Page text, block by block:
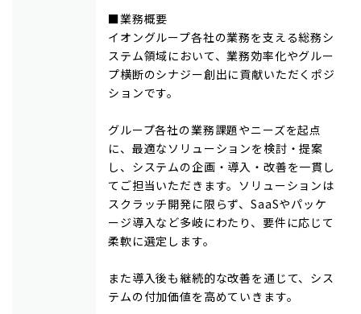
■業務概要
イオングループ各社の業務を支える総務シ
ステム領域において、業務効率化やグルー
プ横断のシナジー創出に貢献いただくポジ
ションです。
グループ各社の業務課題やニーズを起点
に、最適なソリューションを検討・提案
し、システムの企画・導入・改善を一貫し
てご担当いただきます。ソリューションは
スクラッチ開発に限らず、SaaSやパッケ
ージ導入など多岐にわたり、要件に応じて
柔軟に選定します。
また導入後も継続的な改善を通じて、シス
テムの付加価値を高めていきます。